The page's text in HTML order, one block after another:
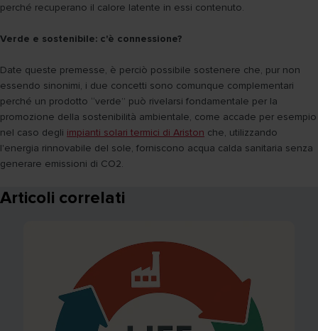
perché recuperano il calore latente in essi contenuto.
Verde e sostenibile: c'è connessione?
Date queste premesse, è perciò possibile sostenere che, pur non
essendo sinonimi, i due concetti sono comunque complementari
perché un prodotto “verde” può rivelarsi fondamentale per la
promozione della sostenibilità ambientale, come accade per esempio
nel caso degli impianti solari termici di Ariston che, utilizzando
l'energia rinnovabile del sole, forniscono acqua calda sanitaria senza
generare emissioni di CO2.
Articoli correlati